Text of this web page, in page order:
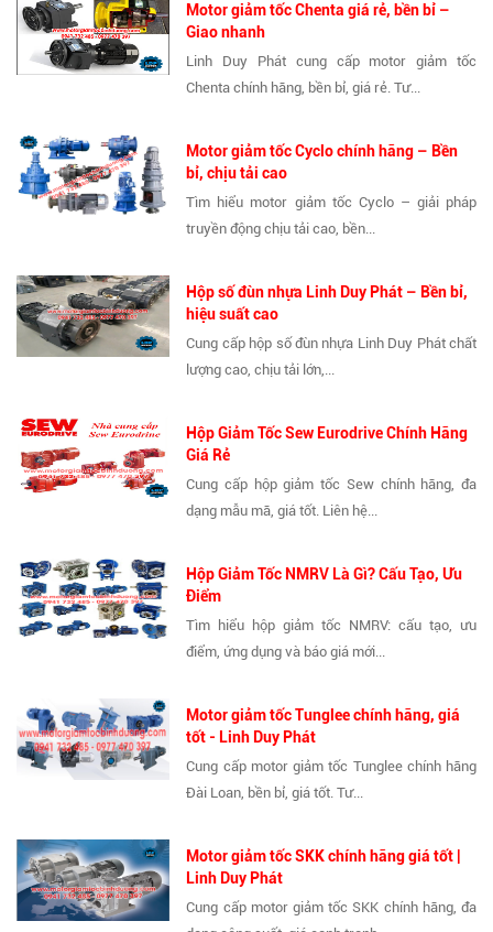
Motor giảm tốc Chenta giá rẻ, bền bỉ –
Giao nhanh
Linh Duy Phát cung cấp motor giảm tốc
Chenta chính hãng, bền bỉ, giá rẻ. Tư...
Motor giảm tốc Cyclo chính hãng – Bền
bỉ, chịu tải cao
Tìm hiểu motor giảm tốc Cyclo – giải pháp
truyền động chịu tải cao, bền...
Hộp số đùn nhựa Linh Duy Phát – Bền bỉ,
hiệu suất cao
Cung cấp hộp số đùn nhựa Linh Duy Phát chất
lượng cao, chịu tải lớn,...
Hộp Giảm Tốc Sew Eurodrive Chính Hãng
Giá Rẻ
Cung cấp hộp giảm tốc Sew chính hãng, đa
dạng mẫu mã, giá tốt. Liên hệ...
Hộp Giảm Tốc NMRV Là Gì? Cấu Tạo, Ưu
Điểm
Tìm hiểu hộp giảm tốc NMRV: cấu tạo, ưu
điểm, ứng dụng và báo giá mới...
Motor giảm tốc Tunglee chính hãng, giá
tốt - Linh Duy Phát
Cung cấp motor giảm tốc Tunglee chính hãng
Đài Loan, bền bỉ, giá tốt. Tư...
Motor giảm tốc SKK chính hãng giá tốt |
Linh Duy Phát
Cung cấp motor giảm tốc SKK chính hãng, đa